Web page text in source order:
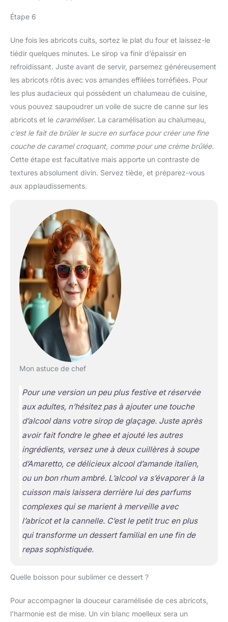
Étape 6
Une fois les abricots cuits, sortez le plat du four et laissez-le
tiédir quelques minutes. Le sirop va finir d’épaissir en
refroidissant. Juste avant de servir, parsemez généreusement
les abricots rôtis avec vos amandes effilées torréfiées. Pour
les plus audacieux qui possèdent un chalumeau de cuisine,
vous pouvez saupoudrer un voile de sucre de canne sur les
abricots et le caraméliser. La caramélisation au chalumeau,
c’est le fait de brûler le sucre en surface pour créer une fine
couche de caramel croquant, comme pour une crème brûlée.
Cette étape est facultative mais apporte un contraste de
textures absolument divin. Servez tiède, et préparez-vous
aux applaudissements.
Mon astuce de chef
Pour une version un peu plus festive et réservée
aux adultes, n’hésitez pas à ajouter une touche
d’alcool dans votre sirop de glaçage. Juste après
avoir fait fondre le ghee et ajouté les autres
ingrédients, versez une à deux cuillères à soupe
d’Amaretto, ce délicieux alcool d’amande italien,
ou un bon rhum ambré. L’alcool va s’évaporer à la
cuisson mais laissera derrière lui des parfums
complexes qui se marient à merveille avec
l’abricot et la cannelle. C’est le petit truc en plus
qui transforme un dessert familial en une fin de
repas sophistiquée.
Quelle boisson pour sublimer ce dessert ?
Pour accompagner la douceur caramélisée de ces abricots,
l’harmonie est de mise. Un vin blanc moelleux sera un